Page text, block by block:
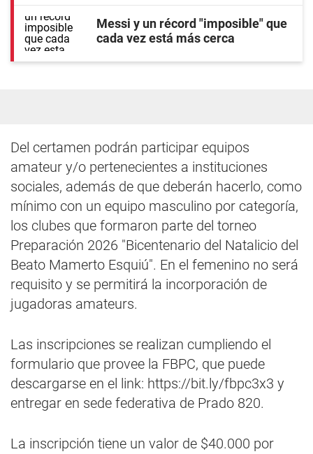
Messi y un récord "imposible" que
cada vez está más cerca
Del certamen podrán participar equipos
amateur y/o pertenecientes a instituciones
sociales, además de que deberán hacerlo, como
mínimo con un equipo masculino por categoría,
los clubes que formaron parte del torneo
Preparación 2026 "Bicentenario del Natalicio del
Beato Mamerto Esquiú". En el femenino no será
requisito y se permitirá la incorporación de
jugadoras amateurs.
Las inscripciones se realizan cumpliendo el
formulario que provee la FBPC, que puede
descargarse en el link: https://bit.ly/fbpc3x3 y
entregar en sede federativa de Prado 820.
La inscripción tiene un valor de $40.000 por